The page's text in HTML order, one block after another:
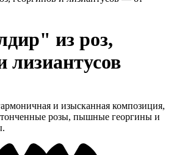
из роз,
лизиантусов
и изысканная композиция,
розы, пышные георгины и